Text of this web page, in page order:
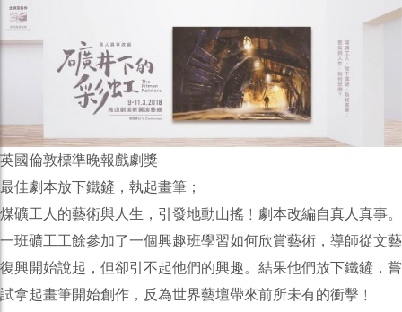
英國倫敦標準晚報戲劇獎
最佳劇本放下鐵鏟，執起畫筆；
煤礦工人的藝術與人生，引發地動山搖﹗劇本改編自真人真事。
一班礦工工餘參加了一個興趣班學習如何欣賞藝術，導師從文藝
復興開始說起，但卻引不起他們的興趣。結果他們放下鐵鏟，嘗
試拿起畫筆開始創作，反為世界藝壇帶來前所未有的衝擊﹗